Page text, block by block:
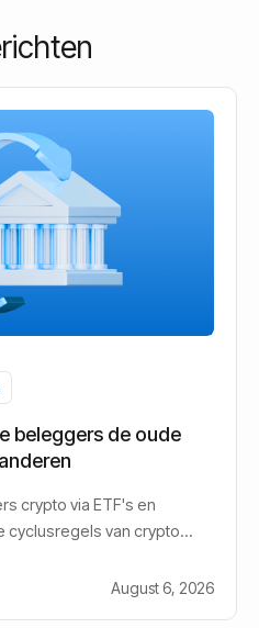
beleggers de oude
crypto via ETF's en
cyclusregels van crypto
August 6, 2026